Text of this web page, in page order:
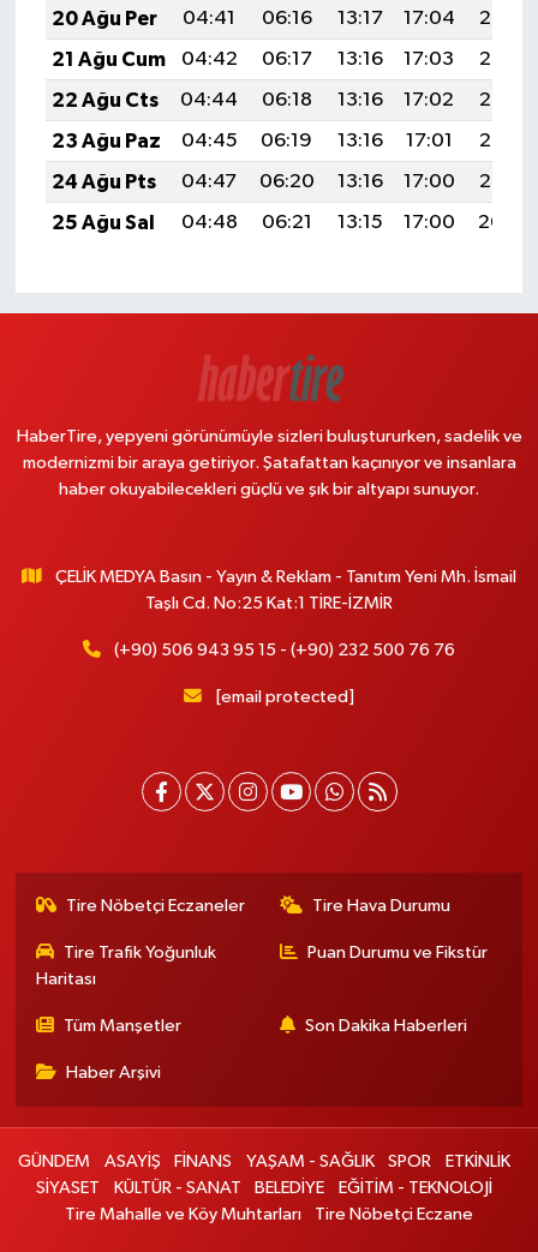
20 Ağu Per
04:41 06:16 13:17 17:04
20:08
21 Ağu Cum
04:42 06:17 13:16 17:03
20:06
22 Ağu Cts
04:44 06:18 13:16 17:02
20:05
23 Ağu Paz
04:45 06:19 13:16 17:01
20:03
24 Ağu Pts
04:47 06:20 13:16 17:00
20:02
25 Ağu Sal
04:48 06:21 13:15 17:00 20:00
HaberTire, yepyeni görünümüyle sizleri buluştururken, sadelik ve
modernizmi bir araya getiriyor. Şatafattan kaçınıyor ve insanlara
haber okuyabilecekleri güçlü ve şık bir altyapı sunuyor.
ÇELİK MEDYA Basın - Yayın & Reklam - Tanıtım Yeni Mh. İsmail
Taşlı Cd. No:25 Kat:1 TİRE-İZMİR
(+90) 506 943 95 15 - (+90) 232 500 76 76
[email protected]
Tire Nöbetçi Eczaneler Tire Hava Durumu
Tire Trafik Yoğunluk
Haritası
Puan Durumu ve Fikstür
Tüm Manşetler Son Dakika Haberleri
Haber Arşivi
GÜNDEM ASAYİŞ FİNANS YAŞAM - SAĞLIK SPOR
ETKİNLİK
SİYASET
KÜLTÜR - SANAT BELEDİYE
EĞİTİM - TEKNOLOJİ
Tire Mahalle ve Köy Muhtarları
Tire Nöbetçi Eczane